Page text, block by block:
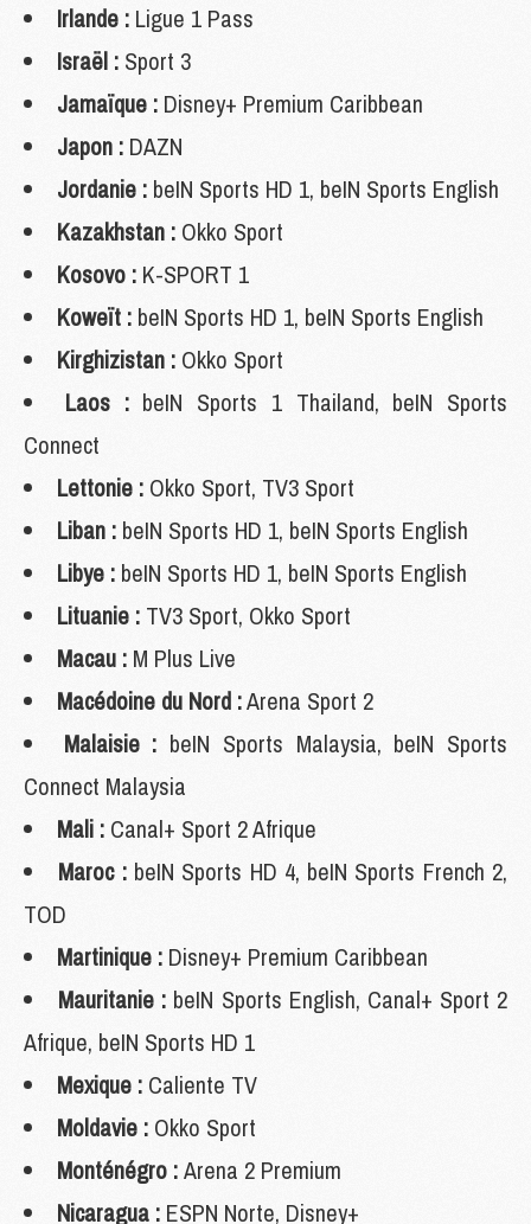
Irlande : Ligue 1 Pass
Israël : Sport 3
Jamaïque : Disney+ Premium Caribbean
Japon : DAZN
Jordanie : beIN Sports HD 1, beIN Sports English
Kazakhstan : Okko Sport
Kosovo : K-SPORT 1
Koweït : beIN Sports HD 1, beIN Sports English
Kirghizistan : Okko Sport
Laos :beIN Sports 1 Thailand, beIN Sports
Connect
Lettonie : Okko Sport, TV3 Sport
Liban : beIN Sports HD 1, beIN Sports English
Libye : beIN Sports HD 1, beIN Sports English
Lituanie : TV3 Sport, Okko Sport
Macau : M Plus Live
Macédoine du Nord :Arena Sport 2
Malaisie : beIN Sports Malaysia, beIN Sports
Connect Malaysia
Mali : Canal+ Sport 2 Afrique
Maroc :beIN Sports HD 4, beIN Sports French 2,
TOD
Martinique : Disney+ Premium Caribbean
Mauritanie : beIN Sports English, Canal+ Sport 2
Afrique, beIN Sports HD 1
Mexique : Caliente TV
Moldavie : Okko Sport
Monténégro :Arena 2 Premium
Nicaragua : ESPN Norte, Disney+